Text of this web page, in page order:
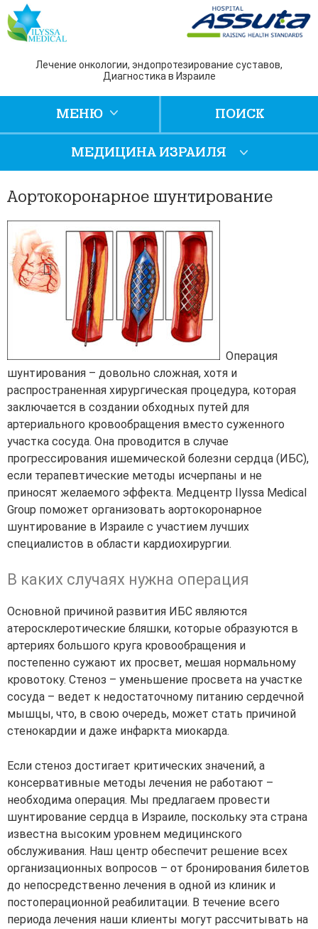
Лечение онкологии, эндопротезирование суставов,
Диагностика в Израиле
ПОИСК
МЕНЮ
Аортокоронарное шунтирование
Операция
шунтирования – довольно сложная, хотя и
распространенная хирургическая процедура, которая
заключается в создании обходных путей для
артериального кровообращения вместо суженного
участка сосуда. Она проводится в случае
прогрессирования ишемической болезни сердца (ИБС),
если терапевтические методы исчерпаны и не
приносят желаемого эффекта. Медцентр Ilyssa Medical
Group поможет организовать аортокоронарное
шунтирование в Израиле с участием лучших
специалистов в области кардиохирургии.
В каких случаях нужна операция
Основной причиной развития ИБС являются
атеросклеротические бляшки, которые образуются в
артериях большого круга кровообращения и
постепенно сужают их просвет, мешая нормальному
кровотоку. Стеноз – уменьшение просвета на участке
сосуда – ведет к недостаточному питанию сердечной
мышцы, что, в свою очередь, может стать причиной
стенокардии и даже инфаркта миокарда.
Если стеноз достигает критических значений, а
консервативные методы лечения не работают –
необходима операция. Мы предлагаем провести
шунтирование сердца в Израиле, поскольку эта страна
известна высоким уровнем медицинского
обслуживания. Наш центр обеспечит решение всех
организационных вопросов – от бронирования билетов
до непосредственно лечения в одной из клиник и
постоперационной реабилитации. В течение всего
периода лечения наши клиенты могут рассчитывать на
МЕДИЦИНА ИЗРАИЛЯ